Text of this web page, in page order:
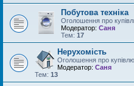
Побутова техніка
Оголошення про
Модератор: Саня
Тем: 17
Нерухомість
Оголошення про
Модератор: Саня
Тем: 13